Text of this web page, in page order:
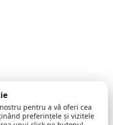
pentru a vă oferi cea
preferințele și vizitele